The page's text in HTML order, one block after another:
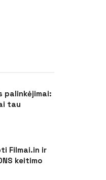
palinkėjimai:
tau
Filmai.in ir
keitimo